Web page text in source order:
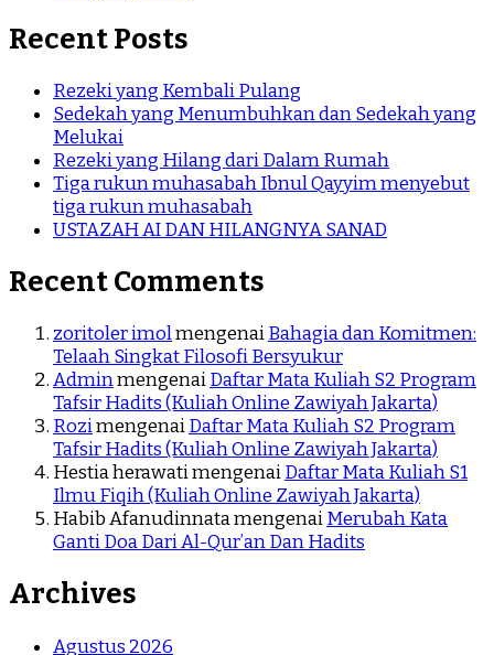
Recent Posts
Rezeki yang Kembali Pulang
Sedekah yang Menumbuhkan dan Sedekah yang
Melukai
Rezeki yang Hilang dari Dalam Rumah
Tiga rukun muhasabah Ibnul Qayyim menyebut
tiga rukun muhasabah
USTAZAH AI DAN HILANGNYA SANAD
Recent Comments
zoritoler imolmengenaiBahagia dan Komitmen:
Telaah Singkat Filosofi Bersyukur
AdminmengenaiDaftar Mata Kuliah S2 Program
Tafsir Hadits (Kuliah Online Zawiyah Jakarta)
RozimengenaiDaftar Mata Kuliah S2 Program
Tafsir Hadits (Kuliah Online Zawiyah Jakarta)
Hestia herawatimengenaiDaftar Mata Kuliah S1
Ilmu Fiqih (Kuliah Online Zawiyah Jakarta)
Habib AfanudinnatamengenaiMerubah Kata
Ganti Doa Dari Al-Qur’an Dan Hadits
Archives
Agustus 2026